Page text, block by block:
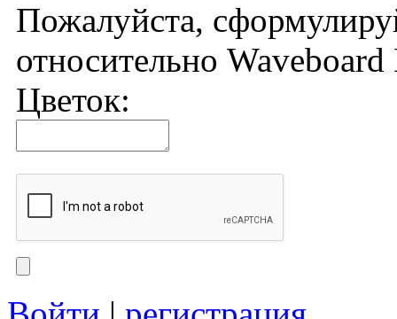
Пожалуйста,
относительно
Цветок: